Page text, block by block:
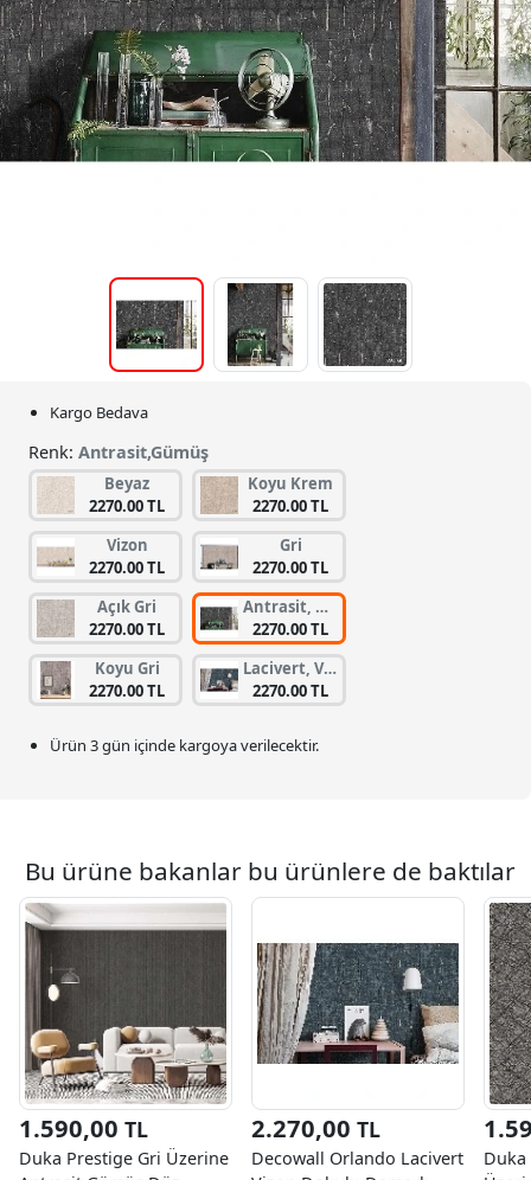
Kargo Bedava
Renk: Antrasit,Gümüş
Beyaz
2270.00 TL
Koyu Krem
2270.00 TL
Vizon
2270.00 TL
Gri
2270.00 TL
Açık Gri
2270.00 TL
Antrasit, Gümüş
2270.00 TL
Koyu Gri
2270.00 TL
Lacivert, Vizon
2270.00 TL
Ürün 3 gün içinde kargoya verilecektir.
Bu ürüne bakanlar bu ürünlere de baktılar
1.590,00 TL
Duka Prestige Gri Üzerine
2.270,00 TL
Decowall Orlando Lacivert
Duka